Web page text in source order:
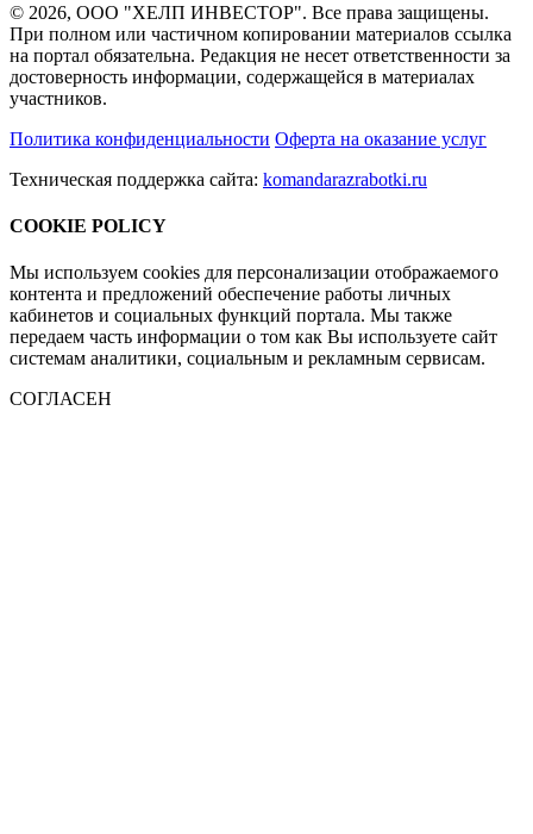
© 2026, ООО "ХЕЛП ИНВЕСТОР". Все права защищены.
При полном или частичном копировании материалов ссылка
на портал обязательна. Редакция не несет ответственности за
достоверность информации, содержащейся в материалах
участников.
Политика конфиденциальности Оферта на оказание услуг
Техническая поддержка сайта: komandarazrabotki.ru
COOKIE POLICY
Мы используем cookies для персонализации отображаемого
контента и предложений обеспечение работы личных
кабинетов и социальных функций портала. Мы также
передаем часть информации о том как Вы используете сайт
системам аналитики, социальным и рекламным сервисам.
СОГЛАСЕН